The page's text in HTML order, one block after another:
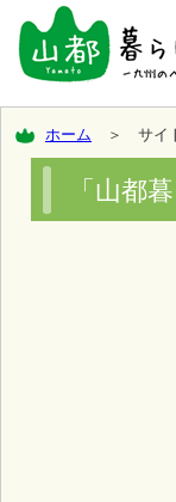
ホーム ＞ サイ
「山都